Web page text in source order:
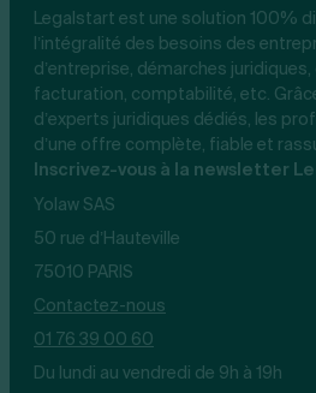
Legalstart est une solution 100%
l’intégralité des besoins des
d’entreprise, démarches
facturation, comptabilité, etc.
d’experts juridiques dédiés, les
d’une offre complète, fiable et
Inscrivez-vous à la newsletter
Yolaw SAS
50 rue d’Hauteville
75010 PARIS
Contactez-nous
01 76 39 00 60
Du lundi au vendredi de 9h à 19h